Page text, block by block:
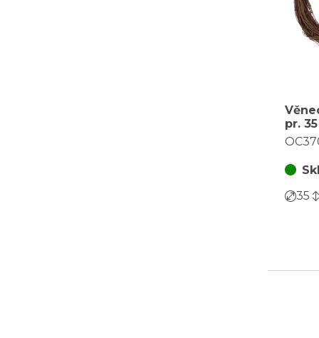
pr.
barva
35